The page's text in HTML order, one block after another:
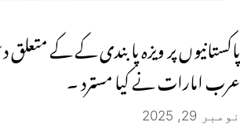
پاکستانیوں پر ویزہ پابندی کے کے
عرب امارات نے کیا مسترد ۔
نومبر 29, 2025